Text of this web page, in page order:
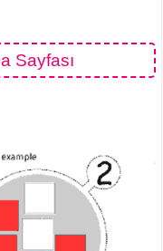
Sayfası